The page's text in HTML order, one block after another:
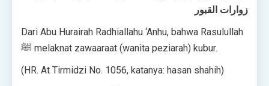
زوارات القبور
Dari Abu Hurairah Radhiallahu ‘Anhu, bahwa Rasulullah
ﷺ melaknat zawaaraat (wanita peziarah) kubur.
(HR. At Tirmidzi No. 1056, katanya: hasan shahih)